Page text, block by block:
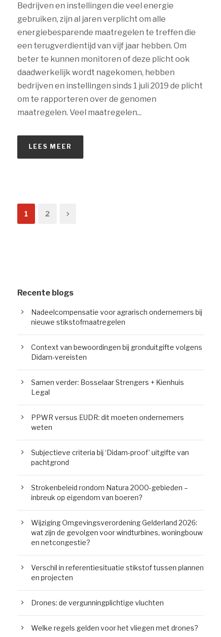
Bedrijven en instellingen die veel energie
gebruiken, zijn al jaren verplicht om alle
energiebesparende maatregelen te treffen die
een terugverdientijd van vijf jaar hebben. Om
beter te kunnen monitoren of deze plicht ook
daadwerkelijk wordt nagekomen, hebben
bedrijven en instellingen sinds 1 juli 2019 de plicht
om te rapporteren over de genomen
maatregelen. Veel maatregelen...
LEES MEER
1 2
Recente blogs
Nadeelcompensatie voor agrarisch ondernemers bij
nieuwe stikstofmaatregelen
Context van bewoordingen bij gronduitgifte volgens
Didam-vereisten
Samen verder: Bosselaar Strengers + Kienhuis
Legal
PPWR versus EUDR: dit moeten ondernemers
weten
Subjectieve criteria bij ‘Didam-proof’ uitgifte van
pachtgrond
Strokenbeleid rondom Natura 2000-gebieden –
inbreuk op eigendom van boeren?
Wijziging Omgevingsverordening Gelderland 2026:
wat zijn de gevolgen voor windturbines, woningbouw
en netcongestie?
Verschil in referentiesituatie stikstof tussen plannen
en projecten
Drones: de vergunningplichtige vluchten
Welke regels gelden voor het vliegen met drones?